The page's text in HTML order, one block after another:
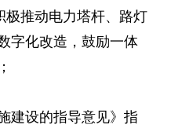
极推动电力塔杆、路灯
字化改造，鼓励一体
建设的指导意见》指